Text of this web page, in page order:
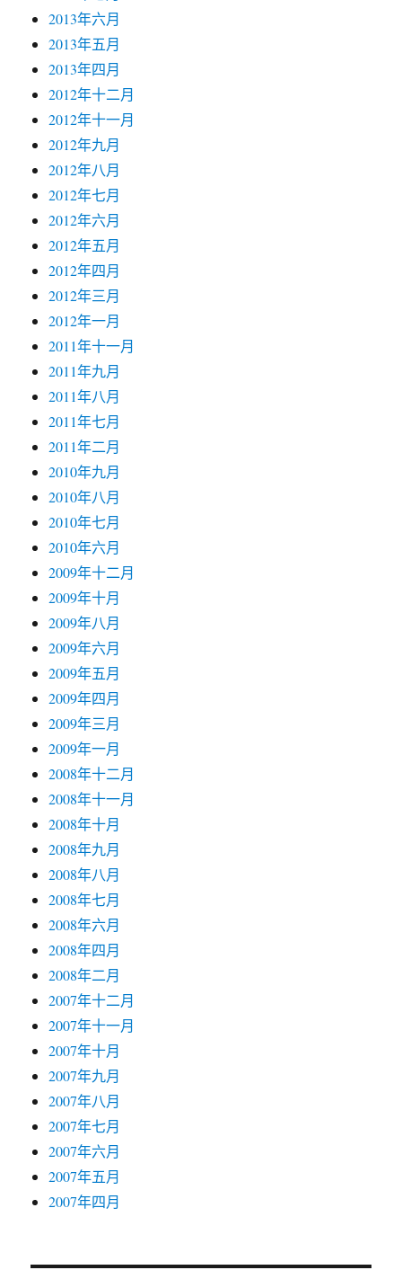
2013年六月
2013年五月
2013年四月
2012年十二月
2012年十一月
2012年九月
2012年八月
2012年七月
2012年六月
2012年五月
2012年四月
2012年三月
2012年一月
2011年十一月
2011年九月
2011年八月
2011年七月
2011年二月
2010年九月
2010年八月
2010年七月
2010年六月
2009年十二月
2009年十月
2009年八月
2009年六月
2009年五月
2009年四月
2009年三月
2009年一月
2008年十二月
2008年十一月
2008年十月
2008年九月
2008年八月
2008年七月
2008年六月
2008年四月
2008年二月
2007年十二月
2007年十一月
2007年十月
2007年九月
2007年八月
2007年七月
2007年六月
2007年五月
2007年四月